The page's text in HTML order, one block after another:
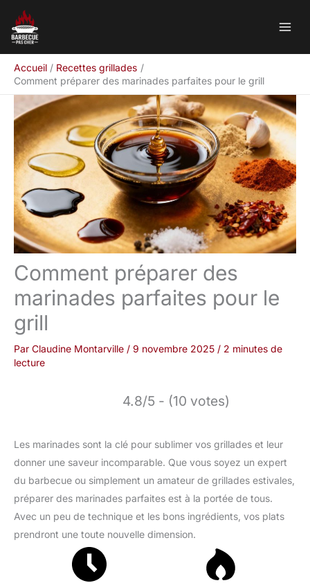
contenu
Accueil
Recettes grillades
Comment préparer des marinades parfaites pour le grill
Comment préparer des
marinades parfaites pour le
grill
Par Claudine Montarville / 9 novembre 2025 / 2 minutes de
lecture
4.8/5 - (10 votes)
Les marinades sont la clé pour sublimer vos grillades et leur
donner une saveur incomparable. Que vous soyez un expert
du barbecue ou simplement un amateur de grillades estivales,
préparer des marinades parfaites est à la portée de tous.
Avec un peu de technique et les bons ingrédients, vos plats
prendront une toute nouvelle dimension.
Rechercher